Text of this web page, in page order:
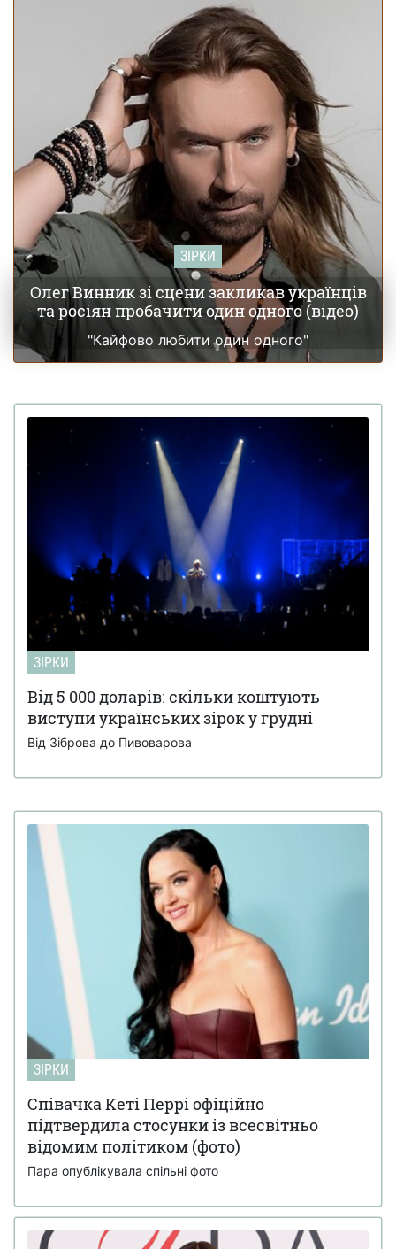
батько дитини поділився своїми першими емоціями
ЗІРКИ
Олег Винник зі сцени закликав українців
та росіян пробачити один одного (відео)
"Кайфово любити один одного"
ЗІРКИ
Від 5 000 доларів: скільки коштують
виступи українських зірок у грудні
Від Зіброва до Пивоварова
ЗІРКИ
Співачка Кеті Перрі офіційно
підтвердила стосунки із всесвітньо
відомим політиком (фото)
Пара опублікувала спільні фото